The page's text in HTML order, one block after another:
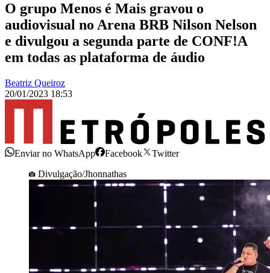
O grupo Menos é Mais gravou o
audiovisual no Arena BRB Nilson Nelson
e divulgou a segunda parte de CONF!A
em todas as plataforma de áudio
Beatriz Queiroz
20/01/2023 18:53
Enviar no WhatsApp Facebook
Twitter
Divulgação/Jhonnathas